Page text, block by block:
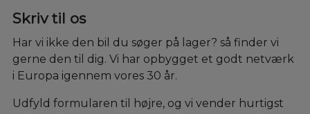
Skriv til os
Har vi ikke den bil du søger på lager? så finder vi
gerne den til dig. Vi har opbygget et godt netværk
i Europa igennem vores 30 år.
Udfyld formularen til højre, og vi vender hurtigst